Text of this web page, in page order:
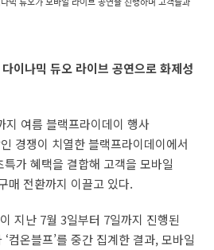
이나믹 듀오 라이브 공연으로 화제성
지 여름 블랙프라이데이 행사
경쟁이 치열한 블랙프라이데이에서
가 혜택을 결합해 고객을 모바일
매 전환까지 이끌고 있다.
지난 7월 3일부터 7일까지 진행된
컴온블프’를 중간 집계한 결과, 모바일